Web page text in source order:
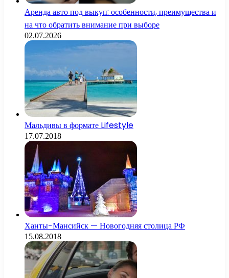
Аренда авто под выкуп: особенности, преимущества и
на что обратить внимание при выборе
02.07.2026
Мальдивы в формате Lifestyle
17.07.2018
Ханты-Мансийск — Новогодняя столица РФ
15.08.2018